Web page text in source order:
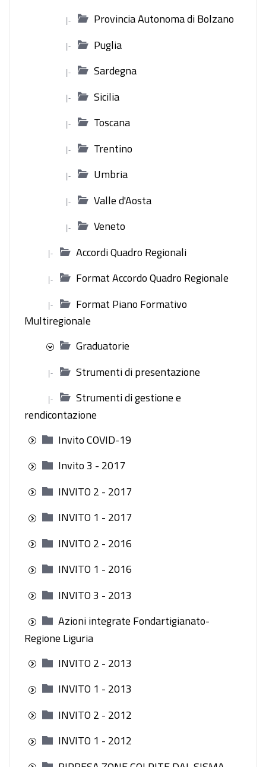
|- Provincia Autonoma di Bolzano
|- Puglia
|- Sardegna
|- Sicilia
|- Toscana
|- Trentino
|- Umbria
|- Valle d'Aosta
|- Veneto
|- Accordi Quadro Regionali
|- Format Accordo Quadro Regionale
|-
Format Piano Formativo
Multiregionale
Graduatorie
|- Strumenti di presentazione
|-
Strumenti di gestione e
rendicontazione
Invito COVID-19
Invito 3 - 2017
INVITO 2 - 2017
INVITO 1 - 2017
INVITO 2 - 2016
INVITO 1 - 2016
INVITO 3 - 2013
Azioni integrate Fondartigianato-
Regione Liguria
INVITO 2 - 2013
INVITO 1 - 2013
INVITO 2 - 2012
INVITO 1 - 2012